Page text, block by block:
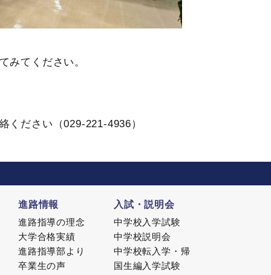
みてください。
ください（029-221-4936）
進路情報
進路指導の理念
大学合格実績
進路指導部より
卒業生の声
入試・説明会
中学校入学試験
中学校説明会
中学校転入学・帰
国生編入学試験